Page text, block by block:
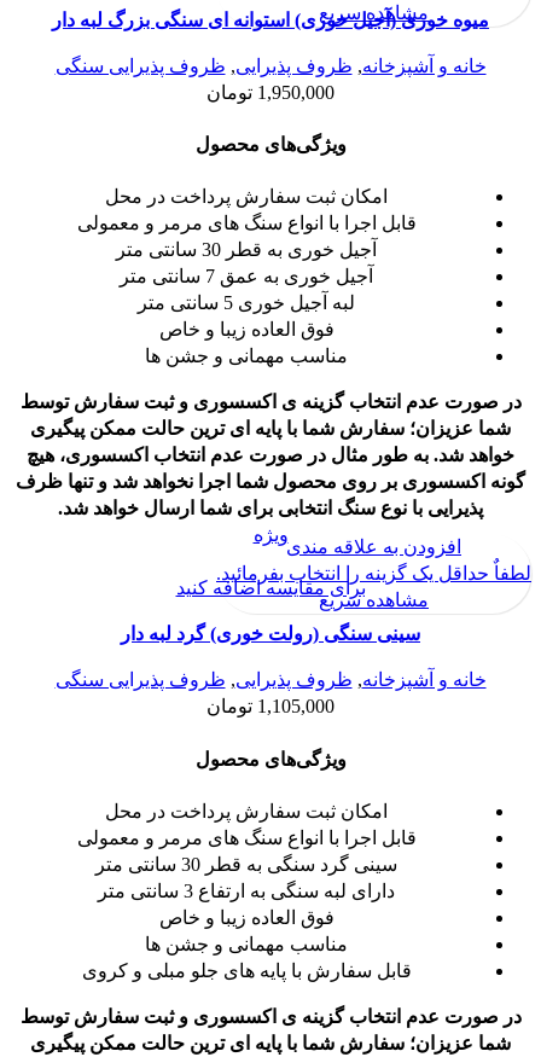
میوه خوری (آجیل خوری) استوانه ای سنگی بزرگ لبه دار
خانه و آشپزخانه, ظروف پذیرایی, ظروف پذیرایی سنگی
1,950,000 تومان
ویژگی‌های محصول
امکان ثبت سفارش پرداخت در محل
قابل اجرا با انواع سنگ های مرمر و معمولی
آجیل خوری به قطر 30 سانتی متر
آجیل خوری به عمق 7 سانتی متر
لبه آجیل خوری 5 سانتی متر
فوق العاده زیبا و خاص
مناسب مهمانی و جشن ها
در صورت عدم انتخاب گزینه ی اکسسوری و ثبت سفارش توسط
شما عزیزان؛ سفارش شما با پایه ای ترین حالت ممکن پیگیری
خواهد شد. به طور مثال در صورت عدم انتخاب اکسسوری، هیچ
گونه اکسسوری بر روی محصول شما اجرا نخواهد شد و تنها ظرف
پذیرایی با نوع سنگ انتخابی برای شما ارسال خواهد شد.
مشاهده سریع
ویژه
برای مقایسه اضافه کنید
سینی سنگی (رولت خوری) گرد لبه دار
خانه و آشپزخانه, ظروف پذیرایی, ظروف پذیرایی سنگی
1,105,000 تومان
ویژگی‌های محصول
امکان ثبت سفارش پرداخت در محل
قابل اجرا با انواع سنگ های مرمر و معمولی
سینی گرد سنگی به قطر 30 سانتی متر
دارای لبه سنگی به ارتفاع 3 سانتی متر
فوق العاده زیبا و خاص
مناسب مهمانی و جشن ها
قابل سفارش با پایه های جلو مبلی و کروی
در صورت عدم انتخاب گزینه ی اکسسوری و ثبت سفارش توسط
شما عزیزان؛ سفارش شما با پایه ای ترین حالت ممکن پیگیری
افزودن به علاقه مندی
لطفاٌ حداقل یک گزینه را انتخاب بفرمائید.
مشاهده سریع